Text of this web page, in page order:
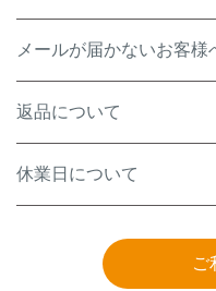
メールが届かないお客様
返品について
休業日について
ご